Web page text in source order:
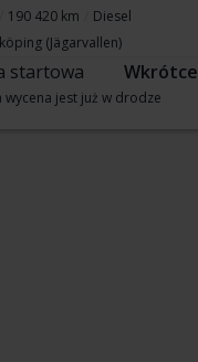
190 420 km
Diesel
(Jägarvallen)
startowa Wkrótce
wycena jest już w drodze